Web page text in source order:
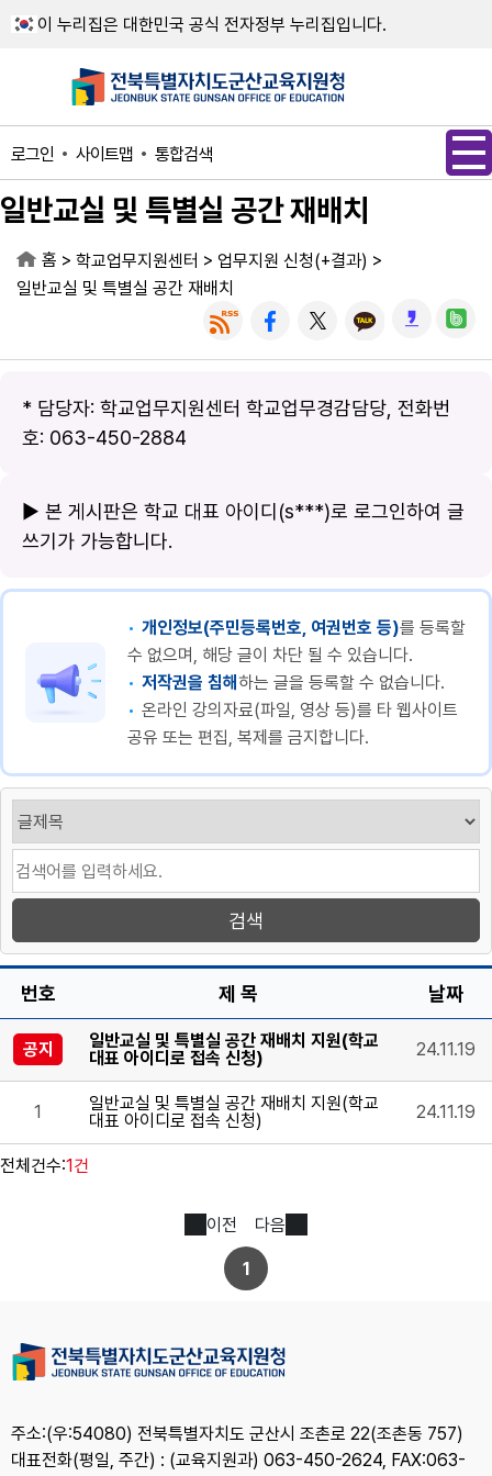
이 누리집은 대한민국 공식 전자정부 누리집입니다.
로그인 사이트맵 통합검색
일반교실 및 특별실 공간 재배치
홈 > 학교업무지원센터 > 업무지원 신청(+결과) >
일반교실 및 특별실 공간 재배치
* 담당자: 학교업무지원센터 학교업무경감담당, 전화번
호: 063-450-2884
▶ 본 게시판은 학교 대표 아이디(s***)로 로그인하여 글
쓰기가 가능합니다.
개인정보(주민등록번호, 여권번호 등)를 등록할
수 없으며, 해당 글이 차단 될 수 있습니다.
저작권을 침해하는 글을 등록할 수 없습니다.
온라인 강의자료(파일, 영상 등)를 타 웹사이트
공유 또는 편집, 복제를 금지합니다.
번호 제 목 날짜
공지
일반교실 및 특별실 공간 재배치 지원(학교
대표 아이디로 접속 신청)
24.11.19
1
일반교실 및 특별실 공간 재배치 지원(학교
대표 아이디로 접속 신청)
24.11.19
전체건수:1건
이전
1
다음
주소:(우:54080) 전북특별자치도 군산시 조촌로 22(조촌동 757)
대표전화(평일, 주간) : (교육지원과) 063-450-2624, FAX:063-